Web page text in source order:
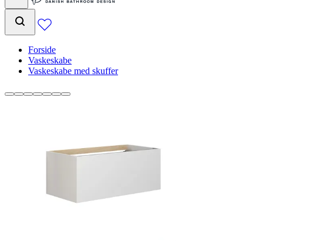
Forside
Vaskeskabe
Vaskeskabe med skuffer